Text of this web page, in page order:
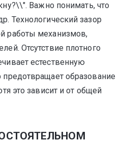
Важно понимать, что
Технологический зазор
работы механизмов,
Отсутствие плотного
естественную
образование
это зависит и от общей